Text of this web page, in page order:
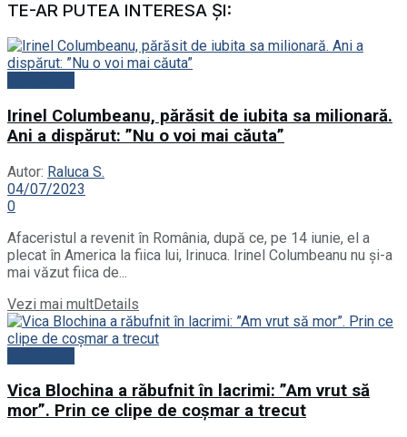
TE-AR PUTEA INTERESA ȘI:
Irinel Columbeanu, părăsit de iubita sa milionară.
Ani a dispărut: ”Nu o voi mai căuta”
Autor: Raluca S.
04/07/2023
0
Afaceristul a revenit în România, după ce, pe 14 iunie, el a
plecat în America la fiica lui, Irinuca. Irinel Columbeanu nu și-a
mai văzut fiica de...
Vezi mai multDetails
Vica Blochina a răbufnit în lacrimi: ”Am vrut să
mor”. Prin ce clipe de coșmar a trecut